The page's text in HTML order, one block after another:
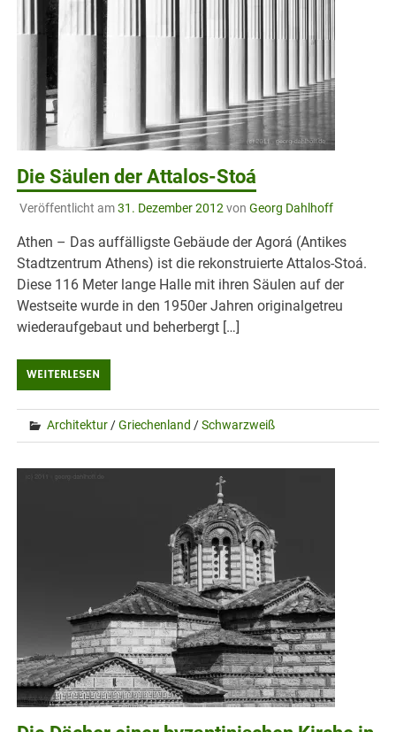
Die Säulen der Attalos-Stoá
Veröffentlicht am31. Dezember 2012 von Georg Dahlhoff
Athen – Das auffälligste Gebäude der Agorá (Antikes
Stadtzentrum Athens) ist die rekonstruierte Attalos-Stoá.
Diese 116 Meter lange Halle mit ihren Säulen auf der
Westseite wurde in den 1950er Jahren originalgetreu
wiederaufgebaut und beherbergt […]
WEITERLESEN
Architektur /Griechenland /Schwarzweiß